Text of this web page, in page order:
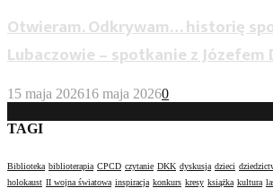
Otwieram. Odkrywam… historię
Lubaczowie – spotkanie z Józefem
15 maja 202616 maja 20260
TAGI
Biblioteka biblioterapia CPCD czytanie DKK dyskusja dzieci
holokaust II wojna światowa inspiracja konkurs kresy książka kultura